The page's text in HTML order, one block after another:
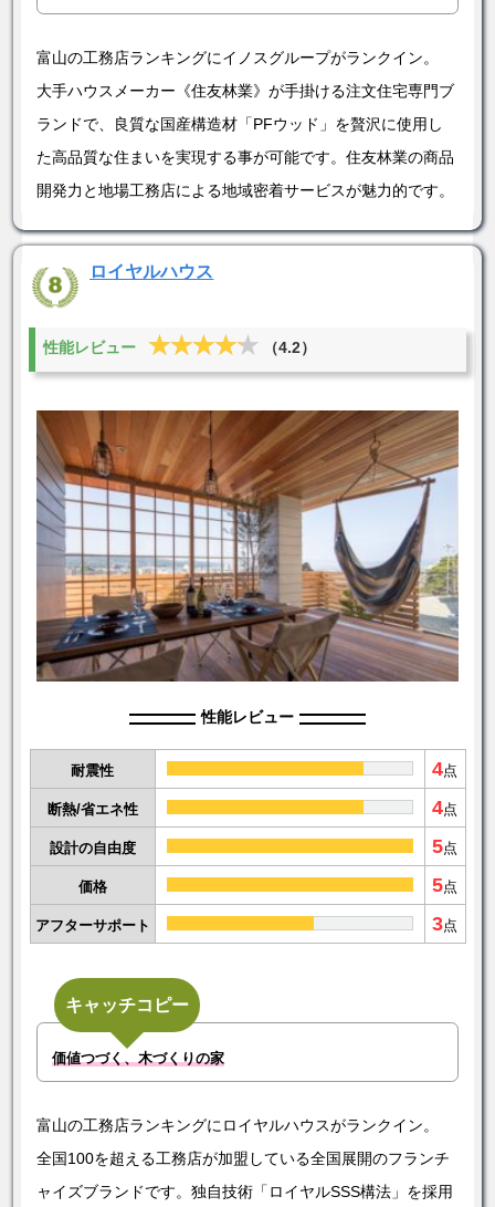
富山の工務店ランキングにイノスグループがランクイン。
大手ハウスメーカー《住友林業》が手掛ける注文住宅専門ブ
ランドで、良質な国産構造材「PFウッド」を贅沢に使用し
た高品質な住まいを実現する事が可能です。住友林業の商品
開発力と地場工務店による地域密着サービスが魅力的です。
ロイヤルハウス
性能レビュー ★★★★★
★★★★★ （4.2）
性能レビュー
耐震性 4点
断熱/省エネ性 4点
設計の自由度 5点
価格 5点
アフターサポート 3点
キャッチコピー
価値つづく、木づくりの家
富山の工務店ランキングにロイヤルハウスがランクイン。
全国100を超える工務店が加盟している全国展開のフランチ
ャイズブランドです。独自技術「ロイヤルSSS構法」を採用